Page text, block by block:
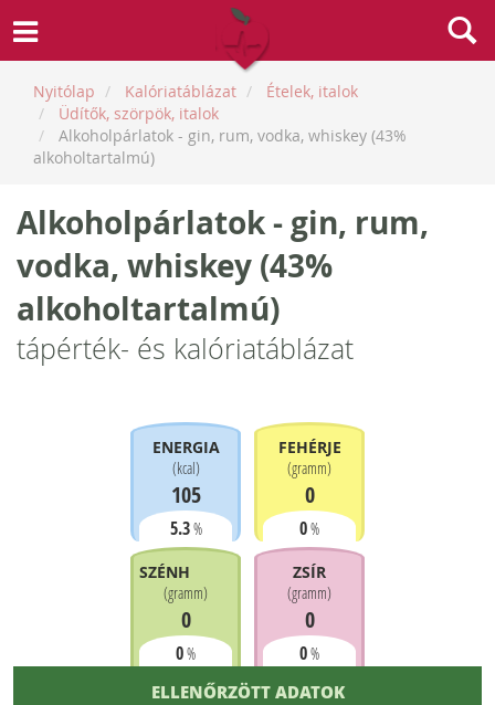
Nyitólap Kalóriatáblázat
Ételek, italok
Üdítők, szörpök, italok
Alkoholpárlatok - gin, rum, vodka, whiskey (43%
alkoholtartalmú)
Alkoholpárlatok - gin, rum,
vodka, whiskey (43%
alkoholtartalmú)
tápérték- és kalóriatáblázat
ENERGIA
(kcal)
105
5.3%
FEHÉRJE
(gramm)
0
0%
SZÉNHIDRÁT
(gramm)
0
0%
ZSÍR
(gramm)
0
0%
ELLENŐRZÖTT ADATOK